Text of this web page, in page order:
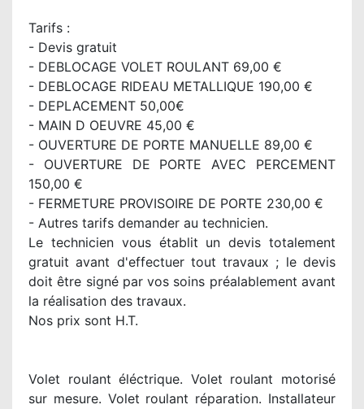
Tarifs :
- Devis gratuit
- DEBLOCAGE VOLET ROULANT 69,00 €
- DEBLOCAGE RIDEAU METALLIQUE 190,00 €
- DEPLACEMENT 50,00€
- MAIN D OEUVRE 45,00 €
- OUVERTURE DE PORTE MANUELLE 89,00 €
- OUVERTURE DE PORTE AVEC PERCEMENT
150,00 €
- FERMETURE PROVISOIRE DE PORTE 230,00 €
- Autres tarifs demander au technicien.
Le technicien vous établit un devis totalement
gratuit avant d'effectuer tout travaux ; le devis
doit être signé par vos soins préalablement avant
la réalisation des travaux.
Nos prix sont H.T.
Volet roulant éléctrique. Volet roulant motorisé
sur mesure. Volet roulant réparation. Installateur